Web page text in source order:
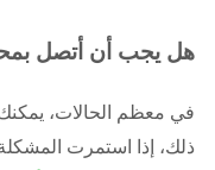
هل يجب أن أتصل
في معظم الحالات،
ذلك، إذا استمرت